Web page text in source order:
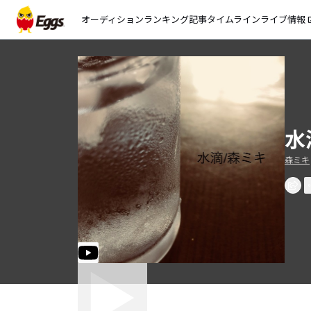
オーディションランキング記事タイムラインライブ情報
森ミキ